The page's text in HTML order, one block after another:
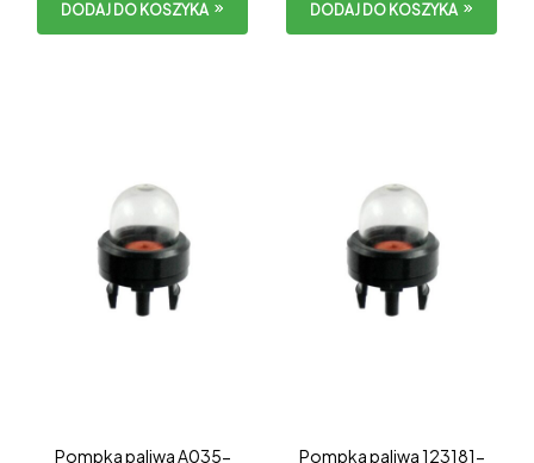
DODAJ DO KOSZYKA DODAJ DO KOSZYKA
Pompka paliwa A035- Pompka paliwa 123181-